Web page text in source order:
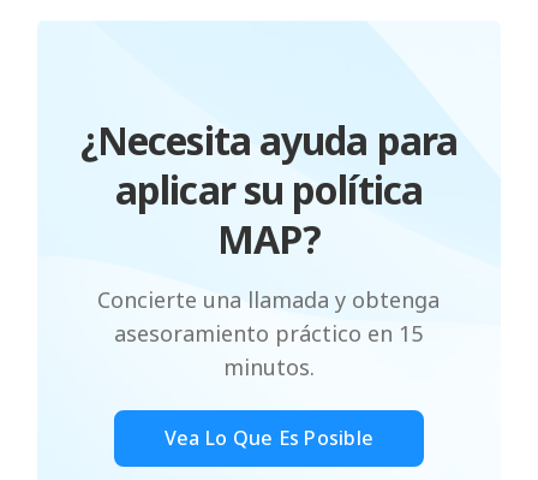
¿Necesita ayuda para
aplicar su política
MAP?
Concierte una llamada y obtenga
asesoramiento práctico en 15
minutos.
Vea Lo Que Es Posible